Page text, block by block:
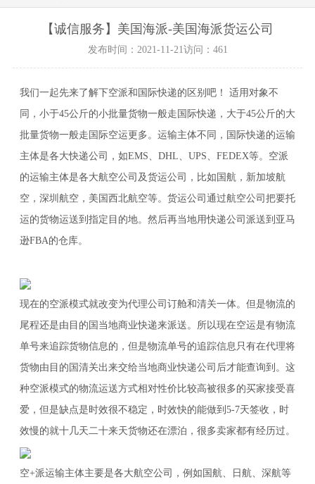
【诚信服务】美国海派-美国海派货运公司
发布时间：2021-11-21访问：461
我们一起先来了解下空派和国际快递的区别吧！ 适用对象不
同，小于45公斤的小批量货物一般走国际快递，大于45公斤的大
批量货物一般走国际空运更多。运输主体不同，国际快递的运输
主体是各大快递公司，如EMS、DHL、UPS、FEDEX等。空派
的运输主体是各大航空公司及货运公司，比如国航，新加坡航
空，深圳航空，美国西北航空等。货运公司通过航空公司把要托
运的货物运送到指定目的地。然后再当地用快递公司派送到亚马
逊FBA的仓库。
现在的空派模式就改变为代理公司订舱和清关一体。但是物流的
尾程还是由目的国当地商业快递来派送。所以现在空运是有物流
单号来追踪货物信息的，但是物流单号的追踪信息只有在代理将
货物由目的国清关出来交给当地商业快递公司后才能查询到。这
种空派模式的物流运送方式相对性价比较高被很多的买家接受喜
爱，但是缺点是时效很不稳定，时效快的能做到5-7天签收，时
效慢的就十几天二十来天货物还在漂泊，很多卖家都有经历过。
空+派运输主体主要是各大航空公司，例如国航、日航、深航等